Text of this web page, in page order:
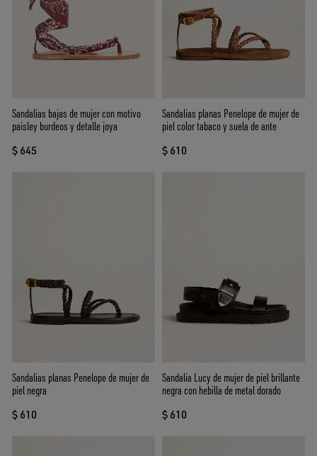
Sandalias bajas de mujer con motivo
paisley burdeos y detalle joya
$ 645
Sandalias planas Penelope de mujer de
piel color tabaco y suela de ante
$ 610
Sandalias planas Penelope de mujer de
piel negra
$ 610
Sandalia Lucy de mujer de piel brillante
negra con hebilla de metal dorado
$ 610